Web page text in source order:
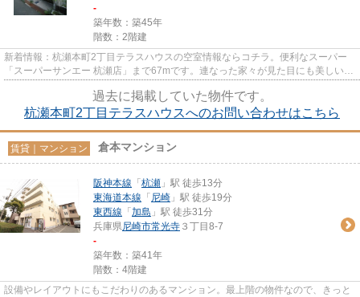
-
築年数：築45年
階数：2階建
新着情報：杭瀬本町2丁目テラスハウスの空室情報ならコチラ。便利なスーパー
「スーパーサンエー 杭瀬店」まで67mです。連なった家々が見た目にも美しい、
過去に掲載していた物件です。
杭瀬本町2丁目テラスハウスへのお問い合わせはこちら
賃貸｜マンション 倉本マンション
阪神本線 「 杭瀬 」駅 徒歩13分
東海道本線 「 尼崎 」駅 徒歩19分
東西線 「 加島 」駅 徒歩31分
兵庫県尼崎市常光寺 ３丁目8-7
-
築年数：築41年
階数：4階建
設備やレイアウトにもこだわりのあるマンション。最上階の物件なので、きっと